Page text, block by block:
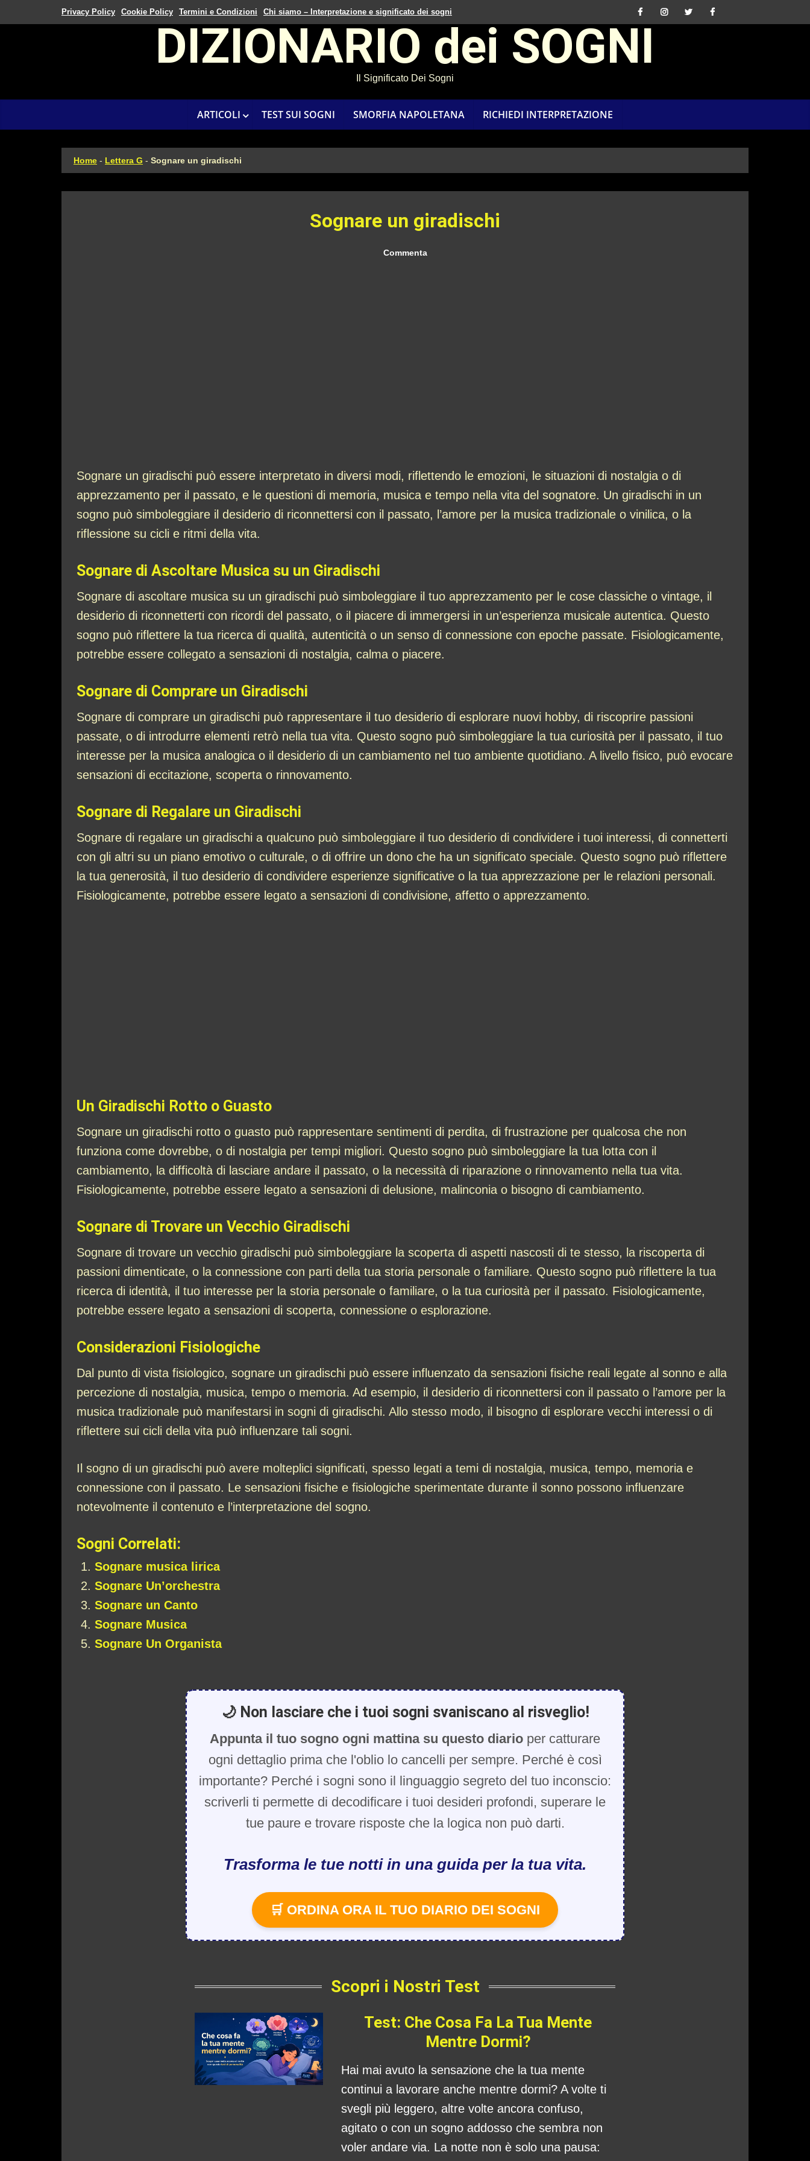
Privacy Policy Cookie Policy Termini e Condizioni Chi siamo – Interpretazione e significato dei sogni
DIZIONARIO dei SOGNI
Il Significato Dei Sogni
ARTICOLI TEST SUI SOGNI SMORFIA NAPOLETANA RICHIEDI INTERPRETAZIONE
Home - Lettera G - Sognare un giradischi
Sognare un giradischi
Commenta
Sognare un giradischi può essere interpretato in diversi modi, riflettendo le emozioni, le situazioni di nostalgia o di
apprezzamento per il passato, e le questioni di memoria, musica e tempo nella vita del sognatore. Un giradischi in un
sogno può simboleggiare il desiderio di riconnettersi con il passato, l’amore per la musica tradizionale o vinilica, o la
riflessione su cicli e ritmi della vita.
Sognare di Ascoltare Musica su un Giradischi
Sognare di ascoltare musica su un giradischi può simboleggiare il tuo apprezzamento per le cose classiche o vintage, il
desiderio di riconnetterti con ricordi del passato, o il piacere di immergersi in un’esperienza musicale autentica. Questo
sogno può riflettere la tua ricerca di qualità, autenticità o un senso di connessione con epoche passate. Fisiologicamente,
potrebbe essere collegato a sensazioni di nostalgia, calma o piacere.
Sognare di Comprare un Giradischi
Sognare di comprare un giradischi può rappresentare il tuo desiderio di esplorare nuovi hobby, di riscoprire passioni
passate, o di introdurre elementi retrò nella tua vita. Questo sogno può simboleggiare la tua curiosità per il passato, il tuo
interesse per la musica analogica o il desiderio di un cambiamento nel tuo ambiente quotidiano. A livello fisico, può evocare
sensazioni di eccitazione, scoperta o rinnovamento.
Sognare di Regalare un Giradischi
Sognare di regalare un giradischi a qualcuno può simboleggiare il tuo desiderio di condividere i tuoi interessi, di connetterti
con gli altri su un piano emotivo o culturale, o di offrire un dono che ha un significato speciale. Questo sogno può riflettere
la tua generosità, il tuo desiderio di condividere esperienze significative o la tua apprezzazione per le relazioni personali.
Fisiologicamente, potrebbe essere legato a sensazioni di condivisione, affetto o apprezzamento.
Un Giradischi Rotto o Guasto
Sognare un giradischi rotto o guasto può rappresentare sentimenti di perdita, di frustrazione per qualcosa che non
funziona come dovrebbe, o di nostalgia per tempi migliori. Questo sogno può simboleggiare la tua lotta con il
cambiamento, la difficoltà di lasciare andare il passato, o la necessità di riparazione o rinnovamento nella tua vita.
Fisiologicamente, potrebbe essere legato a sensazioni di delusione, malinconia o bisogno di cambiamento.
Sognare di Trovare un Vecchio Giradischi
Sognare di trovare un vecchio giradischi può simboleggiare la scoperta di aspetti nascosti di te stesso, la riscoperta di
passioni dimenticate, o la connessione con parti della tua storia personale o familiare. Questo sogno può riflettere la tua
ricerca di identità, il tuo interesse per la storia personale o familiare, o la tua curiosità per il passato. Fisiologicamente,
potrebbe essere legato a sensazioni di scoperta, connessione o esplorazione.
Considerazioni Fisiologiche
Dal punto di vista fisiologico, sognare un giradischi può essere influenzato da sensazioni fisiche reali legate al sonno e alla
percezione di nostalgia, musica, tempo o memoria. Ad esempio, il desiderio di riconnettersi con il passato o l’amore per la
musica tradizionale può manifestarsi in sogni di giradischi. Allo stesso modo, il bisogno di esplorare vecchi interessi o di
riflettere sui cicli della vita può influenzare tali sogni.
Il sogno di un giradischi può avere molteplici significati, spesso legati a temi di nostalgia, musica, tempo, memoria e
connessione con il passato. Le sensazioni fisiche e fisiologiche sperimentate durante il sonno possono influenzare
notevolmente il contenuto e l’interpretazione del sogno.
Sogni Correlati:
Sognare musica lirica
Sognare Un’orchestra
Sognare un Canto
Sognare Musica
Sognare Un Organista
🌙 Non lasciare che i tuoi sogni svaniscano al risveglio!
Appunta il tuo sogno ogni mattina su questo diario per catturare
ogni dettaglio prima che l'oblio lo cancelli per sempre. Perché è così
importante? Perché i sogni sono il linguaggio segreto del tuo inconscio:
scriverli ti permette di decodificare i tuoi desideri profondi, superare le
tue paure e trovare risposte che la logica non può darti.
Trasforma le tue notti in una guida per la tua vita.
🛒 ORDINA ORA IL TUO DIARIO DEI SOGNI
Scopri i Nostri Test
Test: Che Cosa Fa La Tua Mente
Mentre Dormi?
Hai mai avuto la sensazione che la tua mente
continui a lavorare anche mentre dormi? A volte ti
svegli più leggero, altre volte ancora confuso,
agitato o con un sogno addosso che sembra non
voler andare via. La notte non è solo una pausa: